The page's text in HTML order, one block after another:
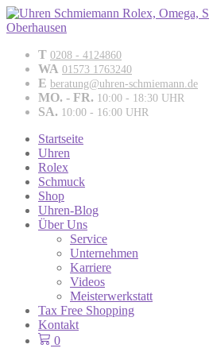
T 0208 - 4124860
WA 01573 1763240
E beratung@uhren-schmiemann.de
MO. - FR. 10:00 - 18:30 UHR
SA. 10:00 - 16:00 UHR
Startseite
Uhren
Rolex
Schmuck
Shop
Uhren-Blog
Über Uns
Service
Unternehmen
Karriere
Videos
Meisterwerkstatt
Tax Free Shopping
Kontakt
0